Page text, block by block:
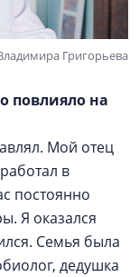
Григорьева
повлияло на
Мой отец
в
постоянно
Я оказался
Семья была
дедушка